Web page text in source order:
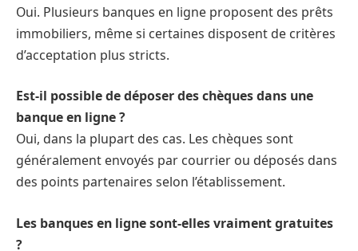
Oui. Plusieurs banques en ligne proposent des prêts
immobiliers, même si certaines disposent de critères
d’acceptation plus stricts.
Est-il possible de déposer des chèques dans une
banque en ligne ?
Oui, dans la plupart des cas. Les chèques sont
généralement envoyés par courrier ou déposés dans
des points partenaires selon l’établissement.
Les banques en ligne sont-elles vraiment gratuites
?